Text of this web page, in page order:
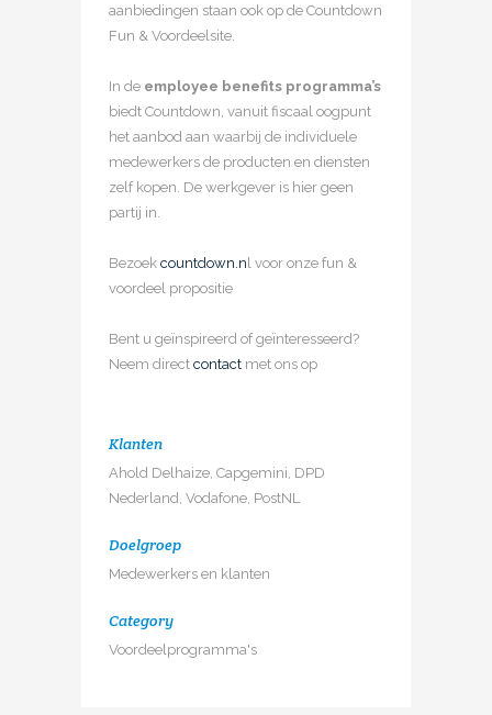
aanbiedingen staan ook op de Countdown
Fun & Voordeelsite.
In de employee benefits programma’s
biedt Countdown, vanuit fiscaal oogpunt
het aanbod aan waarbij de individuele
medewerkers de producten en diensten
zelf kopen. De werkgever is hier geen
partij in.
Bezoek countdown.n l voor onze fun &
voordeel propositie
Bent u geïnspireerd of geïnteresseerd?
Neem direct contact met ons op
Klanten
Ahold Delhaize, Capgemini, DPD
Nederland, Vodafone, PostNL
Doelgroep
Medewerkers en klanten
Category
Voordeelprogramma's